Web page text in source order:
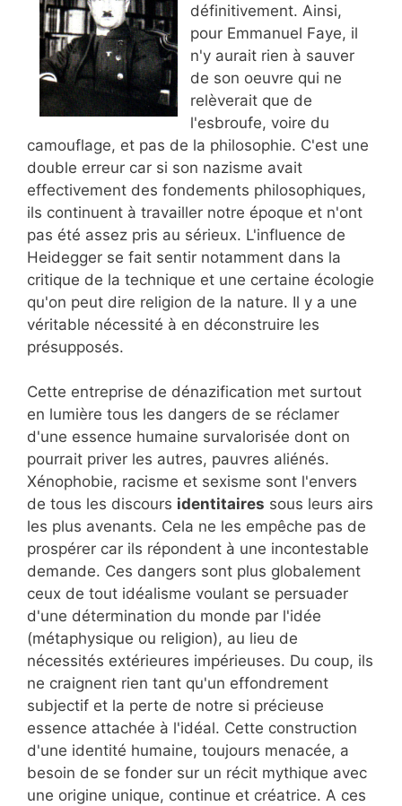
définitivement. Ainsi,
pour Emmanuel Faye, il
n'y aurait rien à sauver
de son oeuvre qui ne
relèverait que de
l'esbroufe, voire du
camouflage, et pas de la philosophie. C'est une
double erreur car si son nazisme avait
effectivement des fondements philosophiques,
ils continuent à travailler notre époque et n'ont
pas été assez pris au sérieux. L'influence de
Heidegger se fait sentir notamment dans la
critique de la technique et une certaine écologie
qu'on peut dire religion de la nature. Il y a une
véritable nécessité à en déconstruire les
présupposés.
Cette entreprise de dénazification met surtout
en lumière tous les dangers de se réclamer
d'une essence humaine survalorisée dont on
pourrait priver les autres, pauvres aliénés.
Xénophobie, racisme et sexisme sont l'envers
de tous les discours identitaires sous leurs airs
les plus avenants. Cela ne les empêche pas de
prospérer car ils répondent à une incontestable
demande. Ces dangers sont plus globalement
ceux de tout idéalisme voulant se persuader
d'une détermination du monde par l'idée
(métaphysique ou religion), au lieu de
nécessités extérieures impérieuses. Du coup, ils
ne craignent rien tant qu'un effondrement
subjectif et la perte de notre si précieuse
essence attachée à l'idéal. Cette construction
d'une identité humaine, toujours menacée, a
besoin de se fonder sur un récit mythique avec
une origine unique, continue et créatrice. A ces